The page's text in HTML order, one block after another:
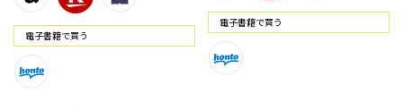
電⼦書籍で買う
電⼦書籍で買う